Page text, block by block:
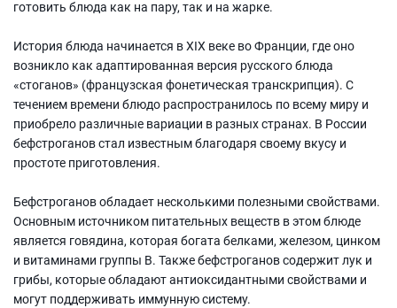
готовить блюда как на пару, так и на жарке.
История блюда начинается в XIX веке во Франции, где оно
возникло как адаптированная версия русского блюда
«стоганов» (французская фонетическая транскрипция). С
течением времени блюдо распространилось по всему миру и
приобрело различные вариации в разных странах. В России
бефстроганов стал известным благодаря своему вкусу и
простоте приготовления.
Бефстроганов обладает несколькими полезными свойствами.
Основным источником питательных веществ в этом блюде
является говядина, которая богата белками, железом, цинком
и витаминами группы В. Также бефстроганов содержит лук и
грибы, которые обладают антиоксидантными свойствами и
могут поддерживать иммунную систему.